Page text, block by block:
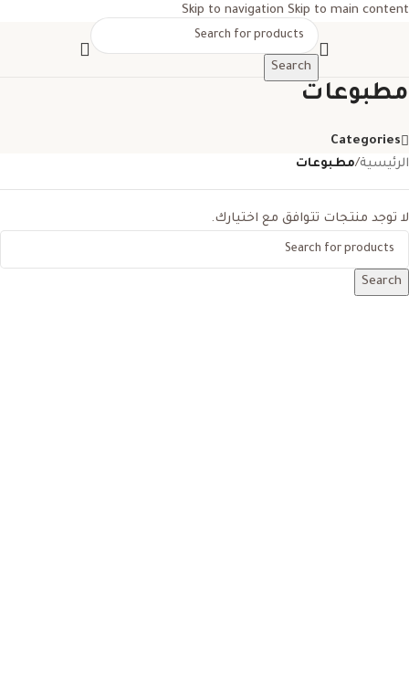
Skip to navigation Skip to main content
Search
مطبوعات
Categories
الرئيسية/مطبوعات
لا توجد منتجات تتوافق مع اختيارك.
Search